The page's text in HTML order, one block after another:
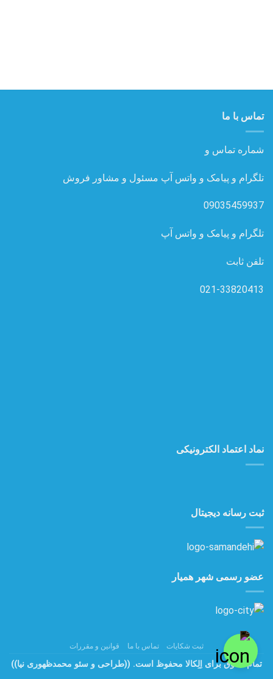
تماس با ما
شماره تماس و
تلگرام و پیامک و واتس آپ مسئول و مشاور فروش
09035459937
تلگرام و پیامک و واتس آپ
تلفن ثابت
021-33820413
نماد اعتماد الکترونیکی
ثبت رسانه دیجیتال
عضو رسمی شهر همیار
ثبت شکایات تماس با ما قوانین و مقررات
تمام حقوق برای اِلِکالا محفوظ است. ((طراحی و سئو محمدظهوری نیا))